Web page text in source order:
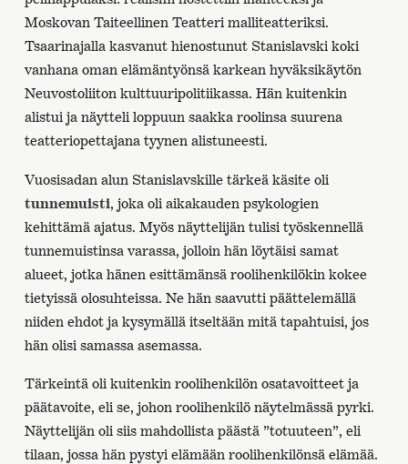
Moskovan Taiteellinen Teatteri malliteatteriksi.
Tsaarinajalla kasvanut hienostunut Stanislavski koki
vanhana oman elämäntyönsä karkean hyväksikäytön
Neuvostoliiton kulttuuripolitiikassa. Hän kuitenkin
alistui ja näytteli loppuun saakka roolinsa suurena
teatteriopettajana tyynen alistuneesti.
Vuosisadan alun Stanislavskille tärkeä käsite oli
tunnemuisti, joka oli aikakauden psykologien
kehittämä ajatus. Myös näyttelijän tulisi työskennellä
tunnemuistinsa varassa, jolloin hän löytäisi samat
alueet, jotka hänen esittämänsä roolihenkilökin kokee
tietyissä olosuhteissa. Ne hän saavutti päättelemällä
niiden ehdot ja kysymällä itseltään mitä tapahtuisi, jos
hän olisi samassa asemassa.
Tärkeintä oli kuitenkin roolihenkilön osatavoitteet ja
päätavoite, eli se, johon roolihenkilö näytelmässä pyrki.
Näyttelijän oli siis mahdollista päästä ”totuuteen”, eli
tilaan, jossa hän pystyi elämään roolihenkilönsä elämää.